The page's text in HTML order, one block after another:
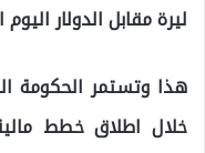
ليرة مقابل الدولار
هذا وتستمر الحكومة
خلال اطلاق خطط